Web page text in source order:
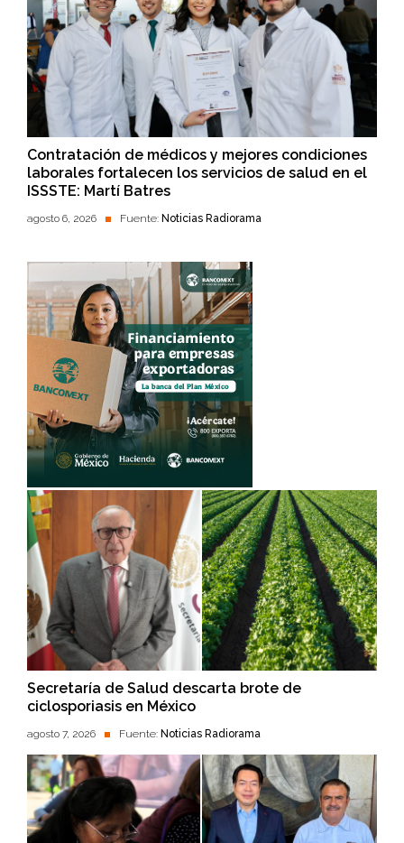
Contratación de médicos y mejores condiciones
laborales fortalecen los servicios de salud en el
ISSSTE: Martí Batres
agosto 6, 2026 Fuente: Noticias Radiorama
Secretaría de Salud descarta brote de
ciclosporiasis en México
agosto 7, 2026 Fuente: Noticias Radiorama